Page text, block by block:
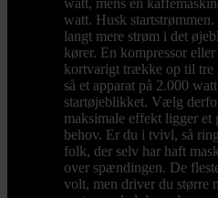
watt, mens en
watt. Husk
langt mere strøm i det
kører. En kompressor
kortvarigt trække op til tre
så et apparat på 2.000
startøjeblikket. Vælg
maksimale effekt ligger et
behov. Er du i tvivl, så
folk, der selv har haft
over spændingen. De
volt, men driver du større